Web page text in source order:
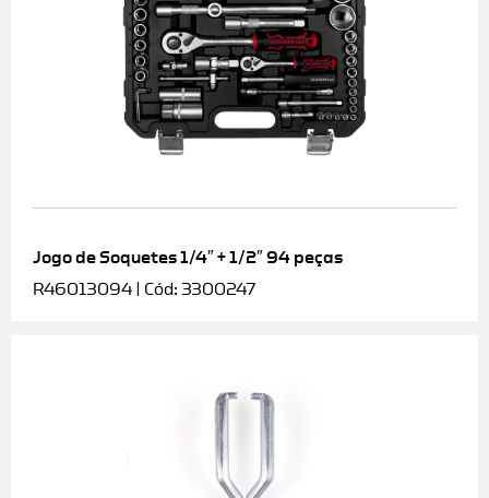
Jogo de Soquetes 1/4″ + 1/2″ 94 peças
R46013094 | Cód: 3300247